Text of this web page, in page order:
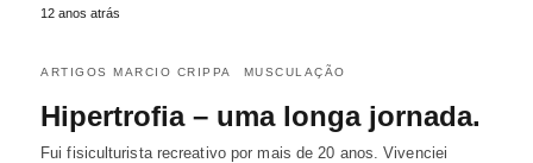
12 anos atrás
ARTIGOS MARCIO CRIPPA MUSCULAÇÃO
Hipertrofia – uma longa jornada.
Fui fisiculturista recreativo por mais de 20 anos. Vivenciei